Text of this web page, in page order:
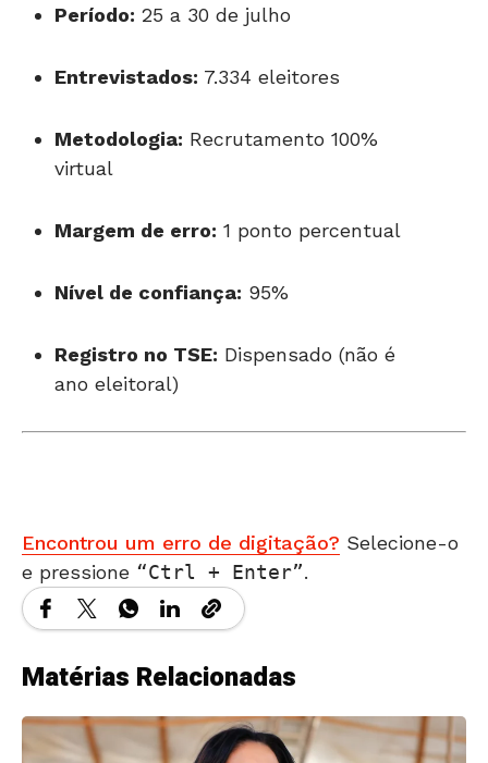
Período: 25 a 30 de julho
Entrevistados: 7.334 eleitores
Metodologia: Recrutamento 100%
virtual
Margem de erro: 1 ponto percentual
Nível de confiança: 95%
Registro no TSE: Dispensado (não é
ano eleitoral)
Encontrou um erro de digitação? Selecione-o
e pressione
Ctrl + Enter .
Matérias Relacionadas